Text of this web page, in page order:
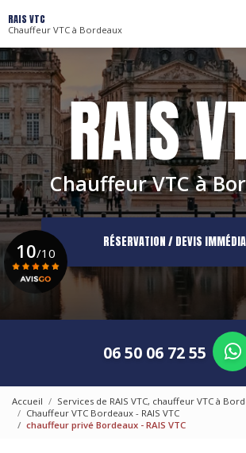
au
contenu
principal
RAIS VTC
Chauffeur VTC à Bordeaux
Chauffeur VTC à
RÉSERVATION / DEVIS
06 50 06 72 55
10/10
Accueil
Services de RAIS VTC, chauffeur VTC à
Chauffeur VTC Bordeaux - RAIS VTC
chauffeur privé Bordeaux - RAIS VTC